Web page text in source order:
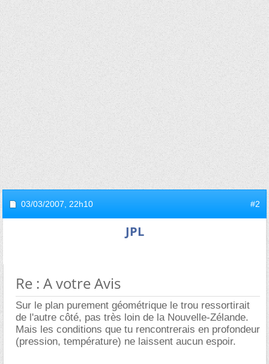
03/03/2007, 22h10 #2
JPL
Re : A votre Avis
Sur le plan purement géométrique le trou ressortirait
de l'autre côté, pas très loin de la Nouvelle-Zélande.
Mais les conditions que tu rencontrerais en profondeur
(pression, température) ne laissent aucun espoir.